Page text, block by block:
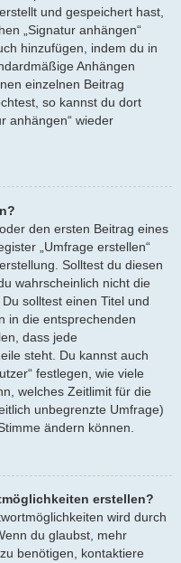
und gespeichert hast,
„Signatur anhängen“
hinzufügen, indem du in
Anhängen
einzelnen Beitrag
so kannst du dort
anhängen“ wieder
den ersten Beitrag eines
„Umfrage erstellen“
Solltest du diesen
wahrscheinlich nicht die
solltest einen Titel und
in die entsprechenden
dass jede
steht. Du kannst auch
festlegen, wie viele
welches Zeitlimit für die
unbegrenzte Umfrage)
ändern können.
erstellen?
wird durch
du glaubst, mehr
benötigen, kontaktiere